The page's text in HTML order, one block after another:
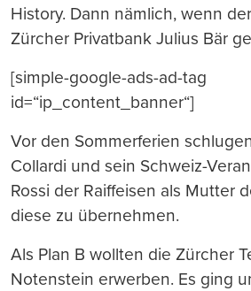
History. Dann nämlich, wenn
Zürcher Privatbank Julius Bär
[simple-google-ads-ad-tag
id=“ip_content_banner“]
Vor den Sommerferien
Collardi und sein Schweiz-
Rossi der Raiffeisen als Mutter
diese zu übernehmen.
Als Plan B wollten die Zürcher
Notenstein erwerben. Es ging